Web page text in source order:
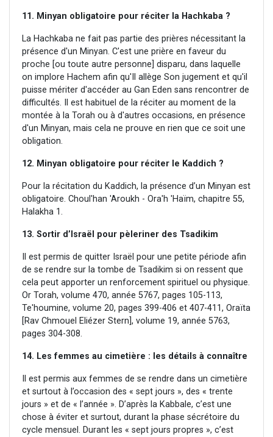
11. Minyan obligatoire pour réciter la Hachkaba ?
La Hachkaba ne fait pas partie des prières nécessitant la
présence d'un Minyan. C'est une prière en faveur du
proche [ou toute autre personne] disparu, dans laquelle
on implore Hachem afin qu'Il allège Son jugement et qu'il
puisse mériter d'accéder au Gan Eden sans rencontrer de
difficultés. Il est habituel de la réciter au moment de la
montée à la Torah ou à d'autres occasions, en présence
d'un Minyan, mais cela ne prouve en rien que ce soit une
obligation.
12. Minyan obligatoire pour réciter le Kaddich ?
Pour la récitation du Kaddich, la présence d’un Minyan est
obligatoire. Choul'han 'Aroukh - Ora'h 'Haïm, chapitre 55,
Halakha 1.
13. Sortir d’Israël pour pèleriner des Tsadikim
Il est permis de quitter Israël pour une petite période afin
de se rendre sur la tombe de Tsadikim si on ressent que
cela peut apporter un renforcement spirituel ou physique.
Or Torah, volume 470, année 5767, pages 105-113,
Te'houmine, volume 20, pages 399-406 et 407-411, Oraïta
[Rav Chmouel Eliézer Stern], volume 19, année 5763,
pages 304-308.
14. Les femmes au cimetière : les détails à connaître
Il est permis aux femmes de se rendre dans un cimetière
et surtout à l’occasion des « sept jours », des « trente
jours » et de « l’année ». D’après la Kabbale, c’est une
chose à éviter et surtout, durant la phase sécrétoire du
cycle mensuel. Durant les « sept jours propres », c’est